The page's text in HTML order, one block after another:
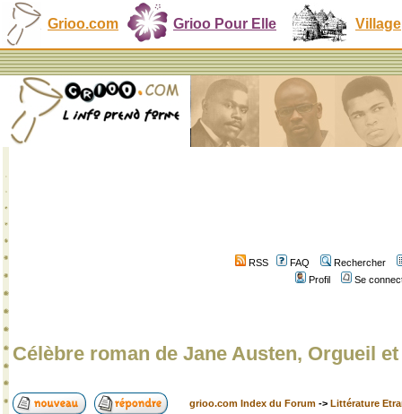
Grioo.com Grioo Pour Elle Village
RSS FAQ
Rechercher
Profil
Se
Célèbre roman de Jane Austen, Orgueil
grioo.com Index du Forum -> Littérature